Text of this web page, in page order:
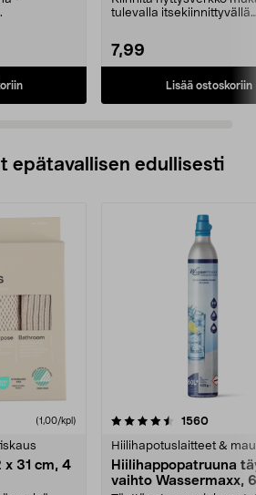
tulevalla itsekiinnittyvällä
7,99
Lisää ostoskoriin
epätavallisen edullisesti
(1,00/kpl)
31 cm, 4
1560
Hiilihapotuslaitteet &
Hiilihappopatruuna
vaihto Wassermaxx,
4.5viidestä